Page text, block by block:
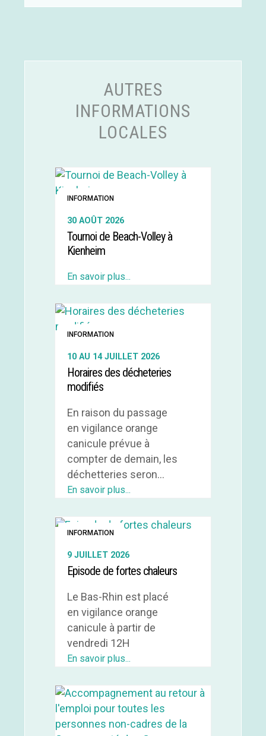
AUTRES
INFORMATIONS
LOCALES
Tournoi de Beach-Volley à
Kienheim
INFORMATION
30 AOÛT 2026
En savoir plus...
Horaires des décheteries
modifiés
INFORMATION
10 AU 14 JUILLET 2026
En raison du passage
en vigilance orange
canicule prévue à
compter de demain, les
déchetteries seron...
En savoir plus...
Episode de fortes chaleurs
INFORMATION
9 JUILLET 2026
Le Bas-Rhin est placé
en vigilance orange
canicule à partir de
vendredi 12H
En savoir plus...